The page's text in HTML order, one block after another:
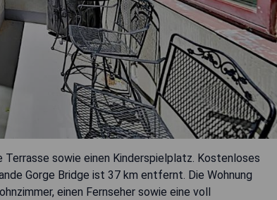
sowie einen Kinderspielplatz. Kostenloses
Gorge Bridge ist 37 km entfernt. Die Wohnung
einen Fernseher sowie eine voll